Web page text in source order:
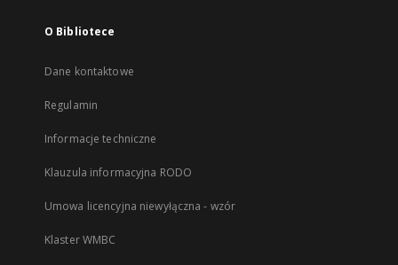
O Bibliotece
Dane kontaktowe
Regulamin
Informacje techniczne
Klauzula informacyjna RODO
Umowa licencyjna niewyłączna - wzór
Klaster WMBC